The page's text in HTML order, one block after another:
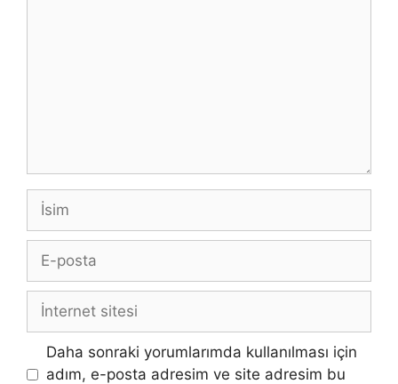
İsim
posta
İnternet
Daha sonraki yorumlarımda kullanılması için
adım, e-posta adresim ve site adresim bu